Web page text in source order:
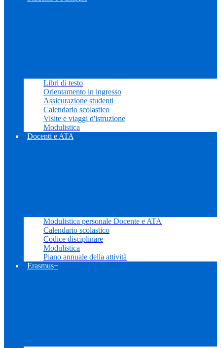
Libri di testo
Orientamento in ingresso
Assicurazione studenti
Calendario scolastico
Visite e viaggi d'istruzione
Modulistica
Docenti e ATA
Modulistica personale Docente e ATA
Calendario scolastico
Codice disciplinare
Modulistica
Piano annuale della attività
Erasmus+